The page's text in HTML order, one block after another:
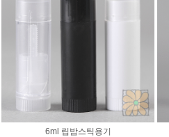
6ml 립밤스틱용기